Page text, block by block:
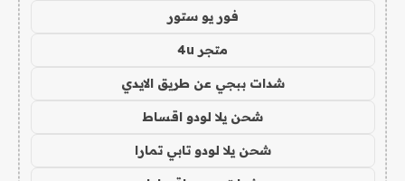
فور يو ستور
متجر 4u
شدات ببجي عن طريق الايدي
شحن يلا لودو اقساط
شحن يلا لودو تابي تمارا